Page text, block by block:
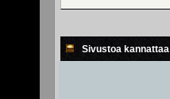
Sivustoa kannattaa